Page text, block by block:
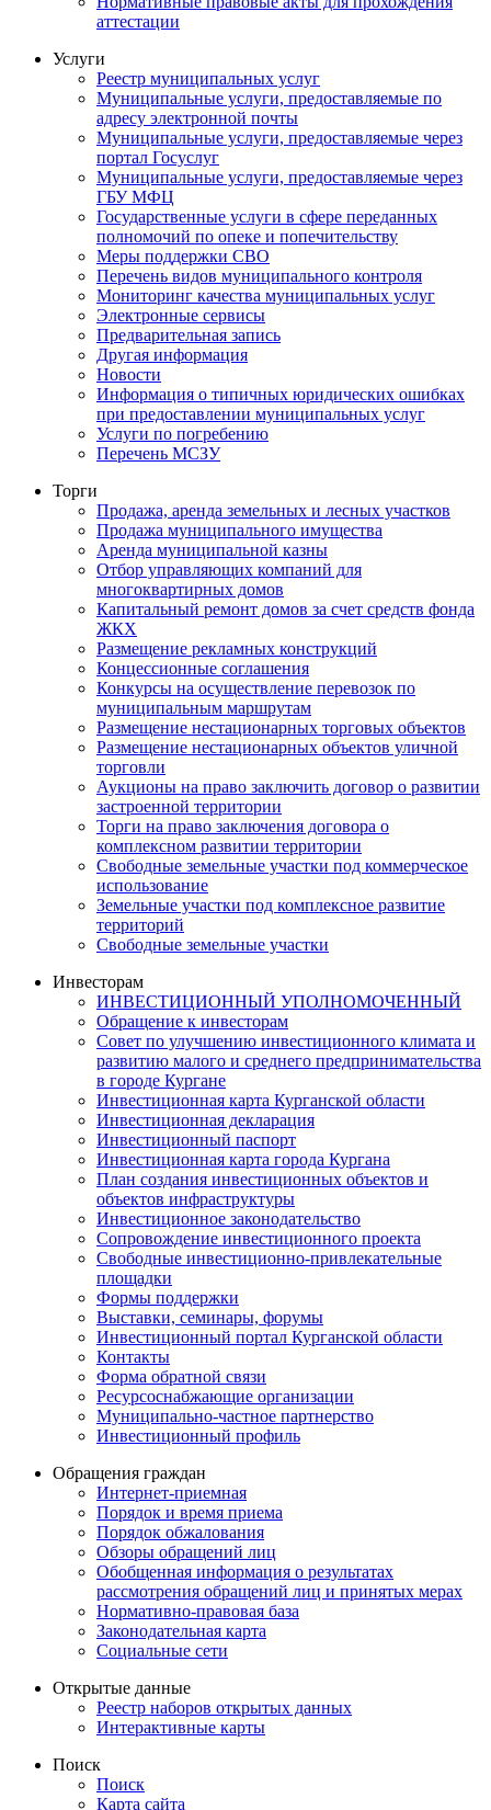
аттестации
Услуги
Реестр муниципальных услуг
Муниципальные услуги, предоставляемые по
адресу электронной почты
Муниципальные услуги, предоставляемые через
портал Госуслуг
Муниципальные услуги, предоставляемые через
ГБУ МФЦ
Государственные услуги в сфере переданных
полномочий по опеке и попечительству
Меры поддержки СВО
Перечень видов муниципального контроля
Мониторинг качества муниципальных услуг
Электронные сервисы
Предварительная запись
Другая информация
Новости
Информация о типичных юридических ошибках
при предоставлении муниципальных услуг
Услуги по погребению
Перечень МСЗУ
Торги
Продажа, аренда земельных и лесных участков
Продажа муниципального имущества
Аренда муниципальной казны
Отбор управляющих компаний для
многоквартирных домов
Капитальный ремонт домов за счет средств фонда
ЖКХ
Размещение рекламных конструкций
Концессионные соглашения
Конкурсы на осуществление перевозок по
муниципальным маршрутам
Размещение нестационарных торговых объектов
Размещение нестационарных объектов уличной
торговли
Аукционы на право заключить договор о развитии
застроенной территории
Торги на право заключения договора о
комплексном развитии территории
Свободные земельные участки под коммерческое
использование
Земельные участки под комплексное развитие
территорий
Свободные земельные участки
Инвесторам
ИНВЕСТИЦИОННЫЙ УПОЛНОМОЧЕННЫЙ
Обращение к инвесторам
Совет по улучшению инвестиционного климата и
развитию малого и среднего предпринимательства
в городе Кургане
Инвестиционная карта Курганской области
Инвестиционная декларация
Инвестиционный паспорт
Инвестиционная карта города Кургана
План создания инвестиционных объектов и
объектов инфраструктуры
Инвестиционное законодательство
Сопровождение инвестиционного проекта
Свободные инвестиционно-привлекательные
площадки
Формы поддержки
Выставки, семинары, форумы
Инвестиционный портал Курганской области
Контакты
Форма обратной связи
Ресурсоснабжающие организации
Муниципально-частное партнерство
Инвестиционный профиль
Обращения граждан
Интернет-приемная
Порядок и время приема
Порядок обжалования
Обзоры обращений лиц
Обобщенная информация о результатах
рассмотрения обращений лиц и принятых мерах
Нормативно-правовая база
Законодательная карта
Социальные сети
Открытые данные
Реестр наборов открытых данных
Интерактивные карты
Поиск
Поиск
Карта сайта